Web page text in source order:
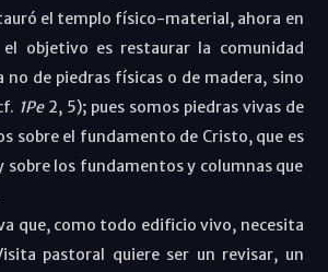
el templo físico-material, ahora en
objetivo es restaurar la comunidad
de piedras físicas o de madera, sino
1Pe2, 5); pues somos piedras vivas de
sobre el fundamento de Cristo, que es
sobre los fundamentos y columnas que
que, como todo edificio vivo, necesita
pastoral quiere ser un revisar, un